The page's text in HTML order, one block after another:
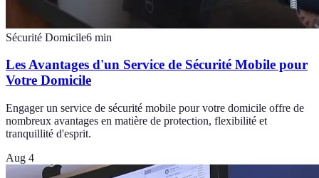
Sécurité Domicile6 min
Les Avantages d'un Service de Sécurité Mobile pour
Votre Domicile
Engager un service de sécurité mobile pour votre domicile offre de
nombreux avantages en matière de protection, flexibilité et
tranquillité d'esprit.
Aug 4